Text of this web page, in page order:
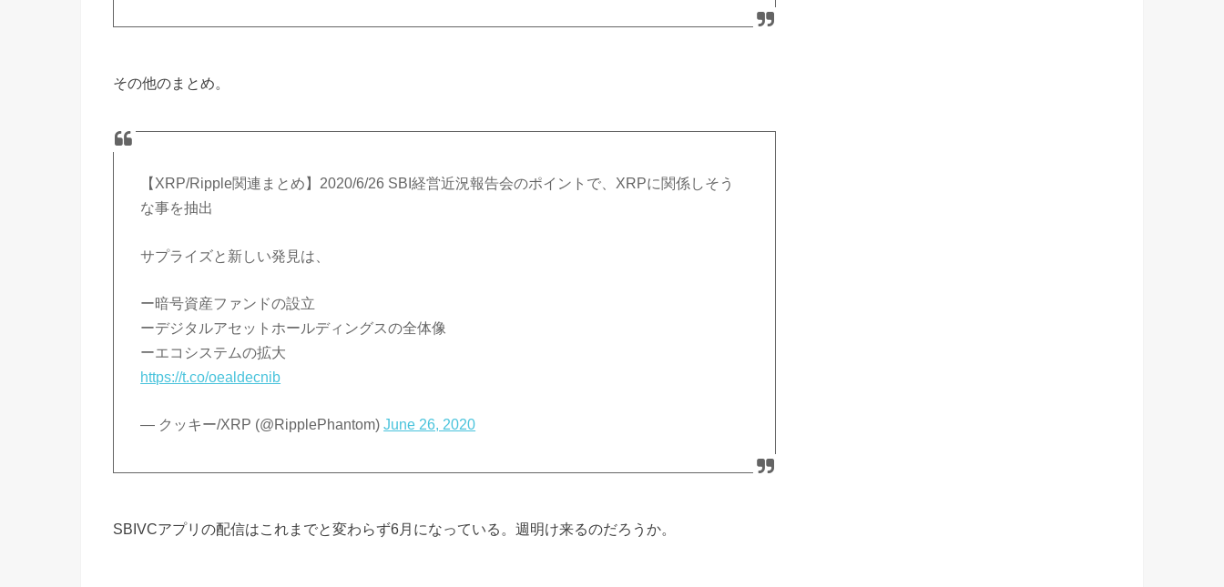
その他のまとめ。
【XRP/Ripple関連まとめ】2020/6/26 SBI経営近況報告会のポイントで、XRPに関係しそう
な事を抽出
サプライズと新しい発見は、
ー暗号資産ファンドの設立
ーデジタルアセットホールディングスの全体像
ーエコシステムの拡大
https://t.co/oealdecnib
— クッキー/XRP (@RipplePhantom)June 26, 2020
SBIVCアプリの配信はこれまでと変わらず6月になっている。週明け来るのだろうか。